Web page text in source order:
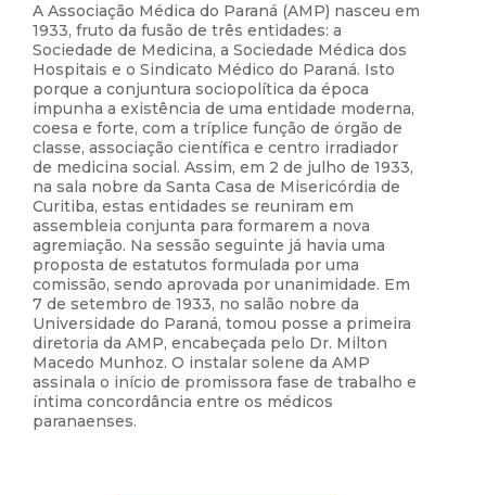
A Associação Médica do Paraná (AMP) nasceu em
1933, fruto da fusão de três entidades: a
Sociedade de Medicina, a Sociedade Médica dos
Hospitais e o Sindicato Médico do Paraná. Isto
porque a conjuntura sociopolítica da época
impunha a existência de uma entidade moderna,
coesa e forte, com a tríplice função de órgão de
classe, associação científica e centro irradiador
de medicina social. Assim, em 2 de julho de 1933,
na sala nobre da Santa Casa de Misericórdia de
Curitiba, estas entidades se reuniram em
assembleia conjunta para formarem a nova
agremiação. Na sessão seguinte já havia uma
proposta de estatutos formulada por uma
comissão, sendo aprovada por unanimidade. Em
7 de setembro de 1933, no salão nobre da
Universidade do Paraná, tomou posse a primeira
diretoria da AMP, encabeçada pelo Dr. Milton
Macedo Munhoz. O instalar solene da AMP
assinala o início de promissora fase de trabalho e
íntima concordância entre os médicos
paranaenses.